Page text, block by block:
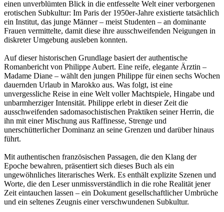
einen unverblümten Blick in die entfesselte Welt einer verborgenen
erotischen Subkultur: Im Paris der 1950er-Jahre existierte tatsächlich
ein Institut, das junge Männer – meist Studenten – an dominante
Frauen vermittelte, damit diese ihre ausschweifenden Neigungen in
diskreter Umgebung ausleben konnten.
Auf dieser historischen Grundlage basiert der authentische
Romanbericht von Philippe Aubert. Eine reife, elegante Ärztin –
Madame Diane – wählt den jungen Philippe für einen sechs Wochen
dauernden Urlaub in Marokko aus. Was folgt, ist eine
unvergessliche Reise in eine Welt voller Machtspiele, Hingabe und
unbarmherziger Intensität. Philippe erlebt in dieser Zeit die
ausschweifenden sadomasochistischen Praktiken seiner Herrin, die
ihn mit einer Mischung aus Raffinesse, Strenge und
unerschütterlicher Dominanz an seine Grenzen und darüber hinaus
führt.
Mit authentischen französischen Passagen, die den Klang der
Epoche bewahren, präsentiert sich dieses Buch als ein
ungewöhnliches literarisches Werk. Es enthält explizite Szenen und
Worte, die den Leser unmissverständlich in die rohe Realität jener
Zeit eintauchen lassen – ein Dokument gesellschaftlicher Umbrüche
und ein seltenes Zeugnis einer verschwundenen Subkultur.